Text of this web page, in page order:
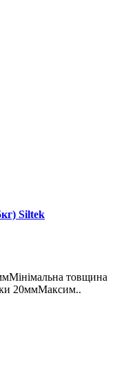
Siltek
товщина
20ммМаксим..